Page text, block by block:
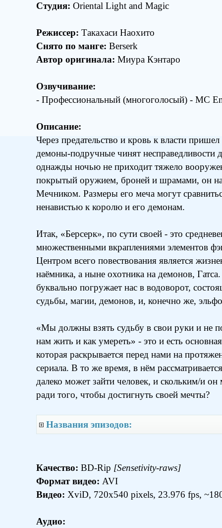
Студия: Oriental Light and Magic
Режиссер: Такахаси Наохито
Снято по манге: Berserk
Автор оригинала: Миура Кэнтаро
Озвучивание:
- Профессиональный (многоголосый) - MC
Описание:
Через предательство и кровь к власти
демоны-подручные чинят несправедливости
однажды ночью не приходит тяжело
покрытый оружием, броней и шрамами, он
Мечником. Размеры его меча могут
ненавистью к королю и его демонам.
Итак, «Берсерк», по сути своей - это
множественными вкраплениями элементов
Центром всего повествования является
наёмника, а ныне охотника на демонов,
буквально погружает нас в водоворот,
судьбы, магии, демонов, и, конечно же,
«Мы должны взять судьбу в свои руки и не
нам жить и как умереть» - это и есть
которая раскрывается перед нами на
сериала. В то же время, в нём
далеко может зайти человек, и скольким/и
ради того, чтобы достигнуть своей мечты?
Названия эпизодов:
Качество: BD-Rip [Sensetivity-raws]
Формат видео: AVI
Видео: XviD, 720x540 pixels, 23.976 fps,
Аудио: